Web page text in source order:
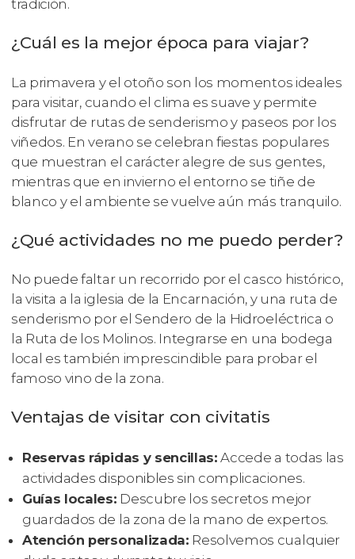
tradición.
¿Cuál es la mejor época para viajar?
La primavera y el otoño son los momentos ideales
para visitar, cuando el clima es suave y permite
disfrutar de rutas de senderismo y paseos por los
viñedos. En verano se celebran fiestas populares
que muestran el carácter alegre de sus gentes,
mientras que en invierno el entorno se tiñe de
blanco y el ambiente se vuelve aún más tranquilo.
¿Qué actividades no me puedo perder?
No puede faltar un recorrido por el casco histórico,
la visita a la iglesia de la Encarnación, y una ruta de
senderismo por el Sendero de la Hidroeléctrica o
la Ruta de los Molinos. Integrarse en una bodega
local es también imprescindible para probar el
famoso vino de la zona.
Ventajas de visitar con civitatis
Reservas rápidas y sencillas: Accede a todas las
actividades disponibles sin complicaciones.
Guías locales: Descubre los secretos mejor
guardados de la zona de la mano de expertos.
Atención personalizada: Resolvemos cualquier